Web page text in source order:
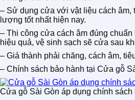
– Sử dụng cửa với vật liệu cách âm,
lượng tốt nhất hiện nay.
– Thi công cửa cách âm đúng chuẩn
hiệu quả, vệ sinh sạch sẽ cửa sau
– Giá thành phải chăng, cách âm,
– Chính sách bảo hành tại Cửa gỗ
Cửa gỗ Sài Gòn áp dụng chính